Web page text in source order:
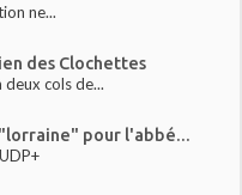
ne...
des Clochettes
cols de...
pour l'abbé...